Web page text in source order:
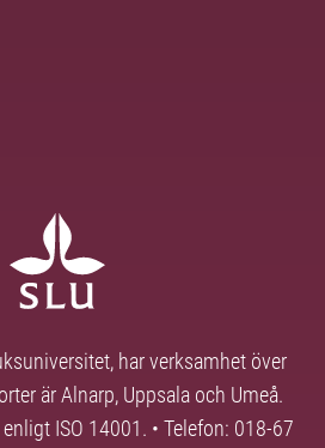
har verksamhet över
är Alnarp, Uppsala och Umeå.
ISO 14001. • Telefon: 018-67